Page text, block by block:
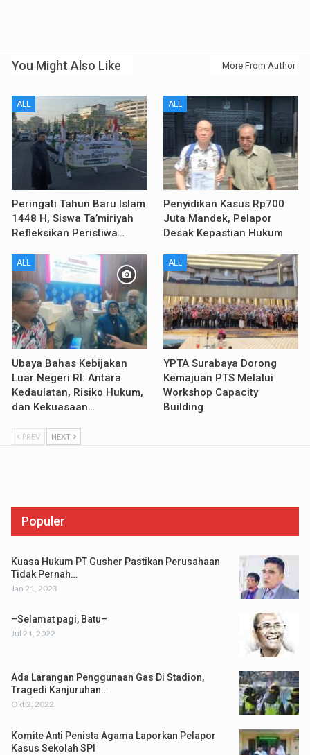
You Might Also Like More From Author
ALL
Peringati Tahun Baru Islam
1448 H, Siswa Ta’miriyah
Refleksikan Peristiwa…
ALL
Penyidikan Kasus Rp700
Juta Mandek, Pelapor
Desak Kepastian Hukum
ALL
Ubaya Bahas Kebijakan
Luar Negeri RI: Antara
Kedaulatan, Risiko Hukum,
dan Kekuasaan…
ALL
YPTA Surabaya Dorong
Kemajuan PTS Melalui
Workshop Capacity
Building
PREV NEXT
Populer
Kuasa Hukum PT Gusher Pastikan Perusahaan
Tidak Pernah…
Jan 21, 2023
–Selamat pagi, Batu–
Jul 21, 2022
Ada Larangan Penggunaan Gas Di Stadion,
Tragedi Kanjuruhan…
Okt 2, 2022
Komite Anti Penista Agama Laporkan Pelapor
Kasus Sekolah SPI